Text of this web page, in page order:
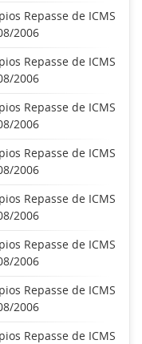
Repasse de ICMS
2006
Repasse de ICMS
2006
Repasse de ICMS
2006
Repasse de ICMS
2006
Repasse de ICMS
2006
Repasse de ICMS
2006
Repasse de ICMS
2006
Repasse de ICMS